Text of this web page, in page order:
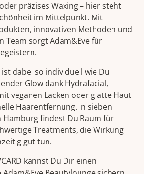
präzises Waxing – hier steht
im Mittelpunkt. Mit
innovativen Methoden und
Team sorgt Adam&Eve für
ist dabei so individuell wie Du
Glow dank Hydrafacial,
veganen Lacken oder glatte Haut
Haarentfernung. In sieben
Hamburg findest Du Raum für
Treatments, die Wirkung
gut tun.
kannst Du Dir einen